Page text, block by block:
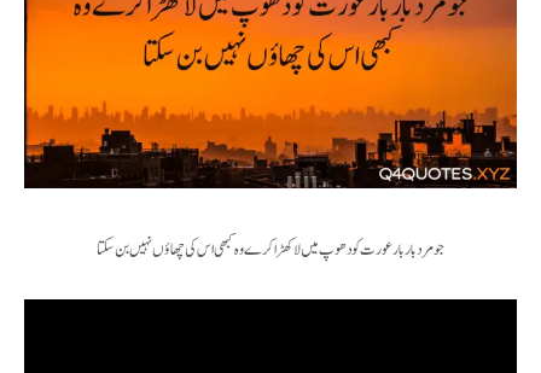
جو مرد بار بار عورت کو دھوپ میں لا کھڑا کرے وہ کبھی اس کی چھاؤں نہیں بن سکتا